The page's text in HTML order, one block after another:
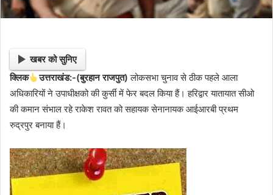
खबर को सुनिए
क्लिक
उत्तराखंड:-(बुरहान राजपुत)लोकसभा चुनाव से ठीक पहले आला
अधिकारियों ने उपाधीक्षको की कुर्सी में फेर बदल किया हैं। हरिद्वार यातायात सीओ
की कमान संभाल रहे राकेश रावत को सहायक सेनानायक आईआरबी प्रथम
रुद्रपुर बनाया हैं।